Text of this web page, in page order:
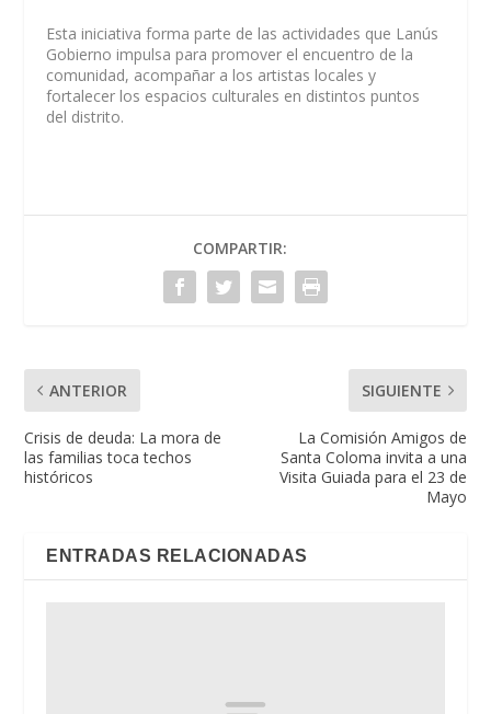
Esta iniciativa forma parte de las actividades que Lanús
Gobierno impulsa para promover el encuentro de la
comunidad, acompañar a los artistas locales y
fortalecer los espacios culturales en distintos puntos
del distrito.
COMPARTIR:
ANTERIOR
Crisis de deuda: La mora de
las familias toca techos
históricos
SIGUIENTE
La Comisión Amigos de
Santa Coloma invita a una
Visita Guiada para el 23 de
Mayo
ENTRADAS RELACIONADAS